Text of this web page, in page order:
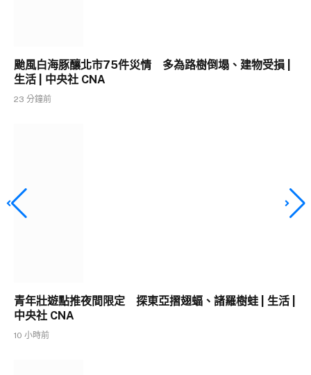
颱風白海豚釀北市75件災情 多為路樹倒塌、建物受損 |
生活 | 中央社 CNA
23 分鐘前
青年壯遊點推夜間限定 探東亞摺翅蝠、諸羅樹蛙 | 生活 |
中央社 CNA
10 小時前